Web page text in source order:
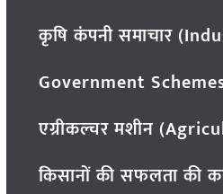
कृषि कंपनी समाचार
Government
एग्रीकल्चर मशीन
किसानों की सफलता की